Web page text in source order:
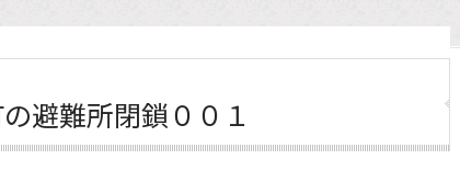
避難所閉鎖００１